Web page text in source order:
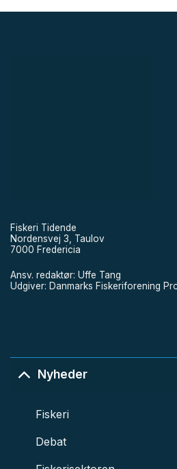
Fiskeri Tidende
Nordensvej 3, Taulov
7000 Fredericia
Ansv. redaktør: Uffe Tang
Udgiver: Danmarks Fiskeriforening
Nyheder
Fiskeri
Debat